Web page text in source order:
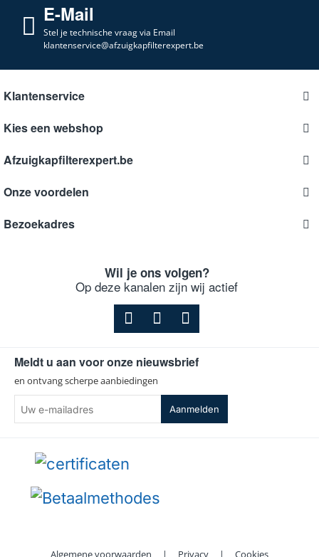
E-Mail
Stel je technische vraag via Email
klantenservice@afzuigkapfilterexpert.be
Klantenservice
Kies een webshop
Afzuigkapfilterexpert.be
Onze voordelen
Bezoekadres
Wil je ons volgen?
Op deze kanalen zijn wij actief
Meldt u aan voor onze nieuwsbrief
en ontvang scherpe aanbiedingen
e-
mailadres
Aanmelden
Algemene voorwaarden | Privacy | Cookies